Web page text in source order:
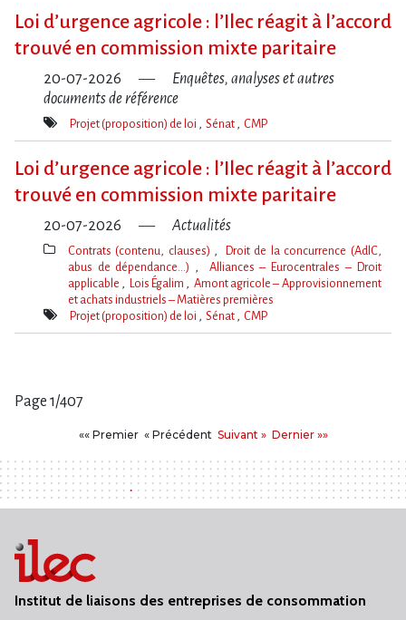
Loi d​‌’urgence agricole : l​‌’Ilec réagit à l​‌’accord
trouvé en commission mixte paritaire
20-07-2026
Enquêtes, analyses et autres
documents de référence
Mot(s)-
Projet (proposition) de loi Sénat CMP
Loi d​‌’urgence agricole : l​‌’Ilec réagit à l​‌’accord
trouvé en commission mixte paritaire
20-07-2026 Actualités
Thèmes(s)
Contrats (contenu, clauses)
Droit de la concurrence (AdlC,
abus de dépendance…)
Alliances – Eurocentrales – Droit
applicable
Lois Égalim
Amont agricole – Approvisionnement
et achats industriels – Matières premières
Mot(s)-
Projet (proposition) de loi Sénat CMP
Page 1/407
«« PremierPremier
« PrécédentPrécédent
Suivant
Suivant » Dernier
Dernier »»
Institut de liaisons des entreprises de consommation